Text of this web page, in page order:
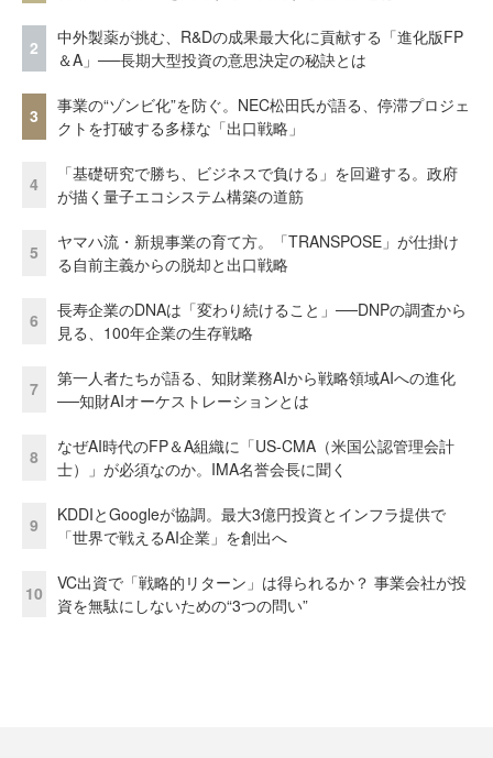
2
中外製薬が挑む、R&Dの成果最大化に貢献する「進化版FP
＆A」──長期大型投資の意思決定の秘訣とは
3
事業の“ゾンビ化”を防ぐ。NEC松田氏が語る、停滞プロジェ
クトを打破する多様な「出口戦略」
4
「基礎研究で勝ち、ビジネスで負ける」を回避する。政府
が描く量子エコシステム構築の道筋
5
ヤマハ流・新規事業の育て方。「TRANSPOSE」が仕掛け
る自前主義からの脱却と出口戦略
6
長寿企業のDNAは「変わり続けること」──DNPの調査から
見る、100年企業の生存戦略
7
第一人者たちが語る、知財業務AIから戦略領域AIへの進化
──知財AIオーケストレーションとは
8
なぜAI時代のFP＆A組織に「US-CMA（米国公認管理会計
士）」が必須なのか。IMA名誉会長に聞く
9
KDDIとGoogleが協調。最大3億円投資とインフラ提供で
「世界で戦えるAI企業」を創出へ
10
VC出資で「戦略的リターン」は得られるか？ 事業会社が投
資を無駄にしないための“3つの問い”